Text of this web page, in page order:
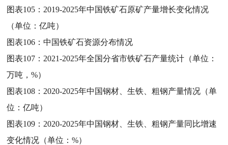
图表105： 2019-2025年中国铁矿石原矿产量增长变化情况
（单位：亿吨）
图表106：中国铁矿石资源分布情况
图表107： 2021-2025年全国分省市铁矿石产量统计（单位：
万吨，%）
图表108： 2020-2025年中国钢材、生铁、粗钢产量情况（单
位：亿吨）
图表109： 2020-2025年中国钢材、生铁、粗钢产量同比增速
变化情况（单位：%）